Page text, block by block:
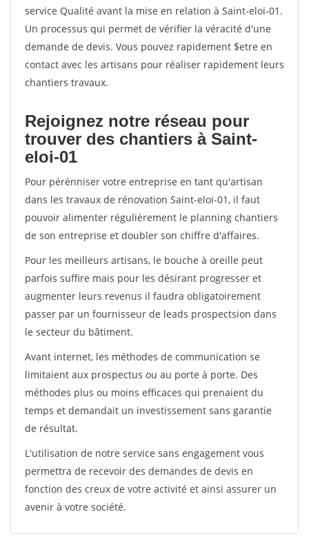
service Qualité avant la mise en relation à Saint-eloi-01.
Un processus qui permet de vérifier la véracité d'une
demande de devis. Vous pouvez rapidement $etre en
contact avec les artisans pour réaliser rapidement leurs
chantiers travaux.
Rejoignez notre réseau pour
trouver des chantiers à Saint-
eloi-01
Pour pérénniser votre entreprise en tant qu'artisan
dans les travaux de rénovation Saint-eloi-01, il faut
pouvoir alimenter régulièrement le planning chantiers
de son entreprise et doubler son chiffre d'affaires.
Pour les meilleurs artisans, le bouche à oreille peut
parfois suffire mais pour les désirant progresser et
augmenter leurs revenus il faudra obligatoirement
passer par un fournisseur de leads prospectsion dans
le secteur du bâtiment.
Avant internet, les méthodes de communication se
limitaient aux prospectus ou au porte à porte. Des
méthodes plus ou moins efficaces qui prenaient du
temps et demandait un investissement sans garantie
de résultat.
L'utilisation de notre service sans engagement vous
permettra de recevoir des demandes de devis en
fonction des creux de votre activité et ainsi assurer un
avenir à votre société.